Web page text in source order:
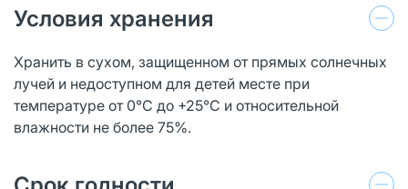
Условия хранения
Хранить в сухом, защищенном от прямых солнечных
лучей и недоступном для детей месте при
температуре от 0°С до +25°С и относительной
влажности не более 75%.